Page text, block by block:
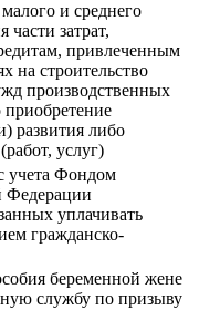
и среднего
затрат,
привлеченным
на строительство
производственных
развития либо
услуг)
учета Фондом
Федерации
уплачивать
гражданско-
беременной жене
службу по призыву